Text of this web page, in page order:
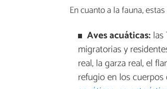
En cuanto a la fauna,
Aves acuáticas:las
migratorias y
real, la garza real, el
refugio en los